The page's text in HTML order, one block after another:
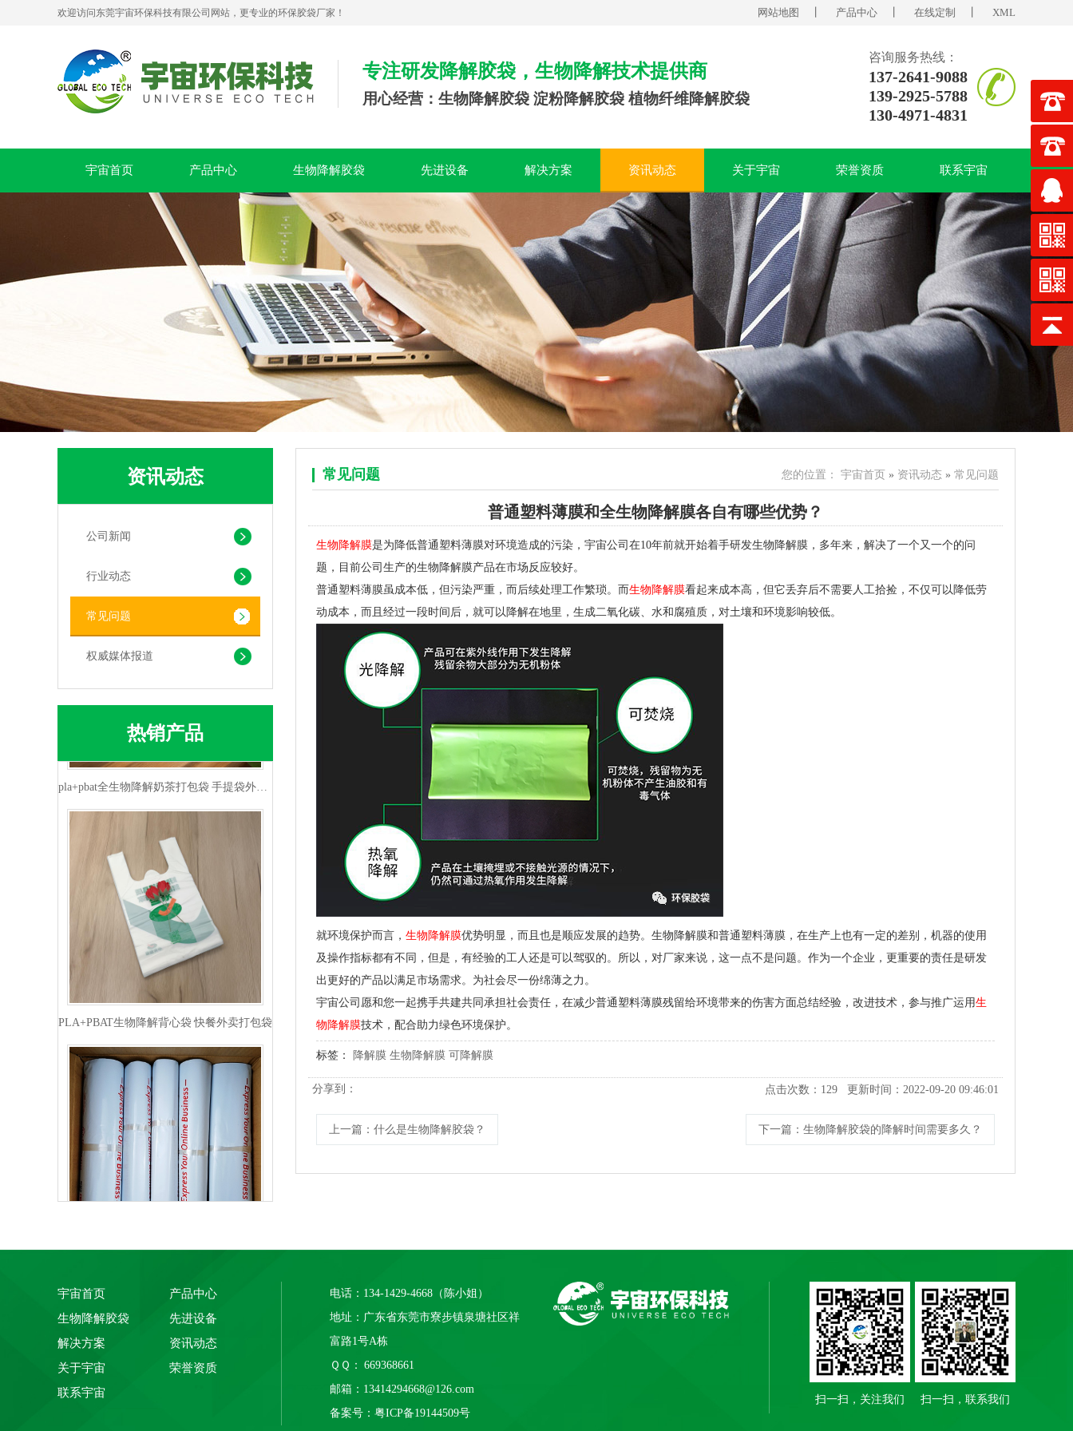
欢迎访问东莞宇宙环保科技有限公司网站，更专业的环保胶袋厂家！ 网站地图 产品中心 在线定制 XML
专注研发降解胶袋，生物降解技术提供商
用心经营：生物降解胶袋 淀粉降解胶袋 植物纤维降解胶袋
咨询服务热线：
137-2641-9088
139-2925-5788
130-4971-4831
宇宙首页 产品中心 生物降解胶袋 先进设备 解决方案 资讯动态 关于宇宙 荣誉资质 联系宇宙
资讯动态
公司新闻
行业动态
常见问题
权威媒体报道
热销产品
PLA+PBAT全生物降解贴骨袋 密封包装袋 五金包装
pla+pbat全生物降解奶茶打包袋 手提袋外卖包装
PLA+PBAT生物降解背心袋 快餐外卖打包袋
常见问题 您的位置： 宇宙首页 » 资讯动态 » 常见问题
普通塑料薄膜和全生物降解膜各自有哪些优势？
生物降解膜是为降低普通塑料薄膜对环境造成的污染，宇宙公司在10年前就开始着手研发生物降解膜，多年来，解决了一个又一个的问
题，目前公司生产的生物降解膜产品在市场反应较好。
普通塑料薄膜虽成本低，但污染严重，而后续处理工作繁琐。而生物降解膜看起来成本高，但它丢弃后不需要人工拾捡，不仅可以降低劳
动成本，而且经过一段时间后，就可以降解在地里，生成二氧化碳、水和腐殖质，对土壤和环境影响较低。
就环境保护而言， 生物降解膜优势明显，而且也是顺应发展的趋势。生物降解膜和普通塑料薄膜，在生产上也有一定的差别，机器的使用
及操作指标都有不同，但是，有经验的工人还是可以驾驭的。所以，对厂家来说，这一点不是问题。作为一个企业，更重要的责任是研发
出更好的产品以满足市场需求。为社会尽一份绵薄之力。
宇宙公司愿和您一起携手共建共同承担社会责任，在减少普通塑料薄膜残留给环境带来的伤害方面总结经验，改进技术，参与推广运用生
物降解膜技术，配合助力绿色环境保护。
标签： 降解膜 生物降解膜 可降解膜
分享到： 点击次数： 129 更新时间：2022-09-20 09:46:01
上一篇 ：什么是生物降解胶袋？ 下一篇 ：生物降解胶袋的降解时间需要多久？
宇宙首页
产品中心
生物降解胶袋
先进设备
解决方案
资讯动态
关于宇宙
荣誉资质
联系宇宙
电话：134-1429-4668（陈小姐）
地址：广东省东莞市寮步镇泉塘社区祥
富路1号A栋
ＱＱ： 669368661
邮箱：13414294668@126.com
备案号： 粤ICP备19144509号
扫一扫，关注我们 扫一扫，联系我们